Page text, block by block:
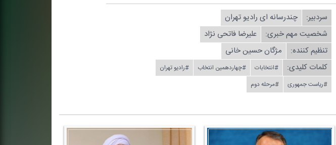
سردبیر:
چندرسانه ای رادیو تهران
شخصیت مهم خبری:
علیرضا فاتحی نژاد
تنظیم كننده:
مژگان حسین خانی
کلمات کلیدی:
#انتخابات #چهاردهمین انتخاب
#رادیو تهران
#ریاست جمهوری
#مرحله دوم